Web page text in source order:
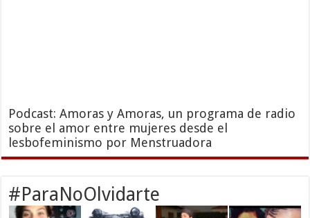
Podcast: Amoras y Amoras, un programa de radio
sobre el amor entre mujeres desde el
lesbofeminismo por Menstruadora
#ParaNoOlvidarte